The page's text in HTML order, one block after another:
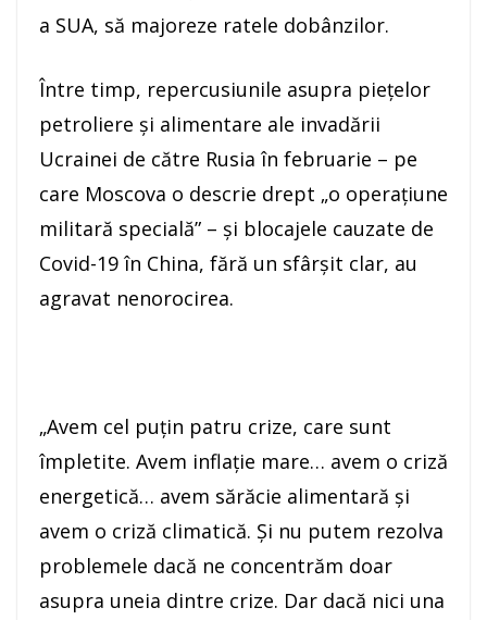
a SUA, să majoreze ratele dobânzilor.
Între timp, repercusiunile asupra pieţelor
petroliere şi alimentare ale invadării
Ucrainei de către Rusia în februarie – pe
care Moscova o descrie drept „o operaţiune
militară specială” – şi blocajele cauzate de
Covid-19 în China, fără un sfârşit clar, au
agravat nenorocirea.
„Avem cel puţin patru crize, care sunt
împletite. Avem inflaţie mare… avem o criză
energetică… avem sărăcie alimentară şi
avem o criză climatică. Şi nu putem rezolva
problemele dacă ne concentrăm doar
asupra uneia dintre crize. Dar dacă nici una